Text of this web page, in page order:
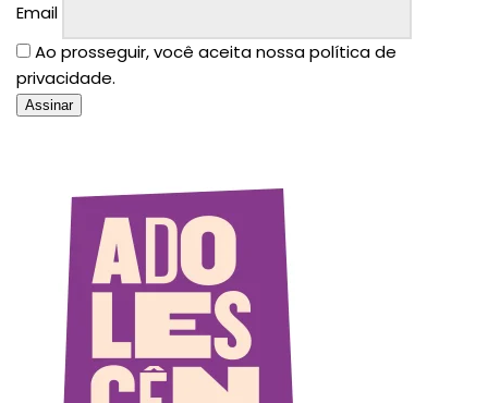
Email
Ao prosseguir, você aceita nossa política de
privacidade.